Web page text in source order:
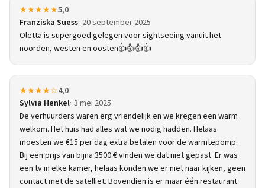
★★★★★5,0
Franziska Suess 20 september 2025
Oletta is supergoed gelegen voor sightseeing vanuit het
noorden, westen en oosten👍👍👍👍
★★★★☆4,0
Sylvia Henkel 3 mei 2025
De verhuurders waren erg vriendelijk en we kregen een warm
welkom. Het huis had alles wat we nodig hadden. Helaas
moesten we €15 per dag extra betalen voor de warmtepomp.
Bij een prijs van bijna 3500 € vinden we dat niet gepast. Er was
een tv in elke kamer, helaas konden we er niet naar kijken, geen
contact met de satelliet. Bovendien is er maar één restaurant